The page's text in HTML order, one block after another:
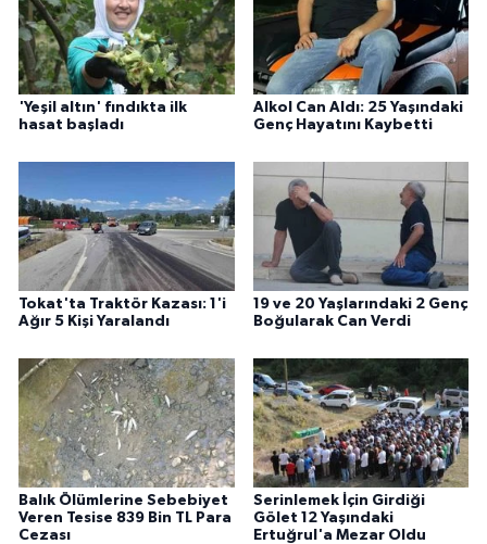
'Yeşil altın' fındıkta ilk
hasat başladı
Alkol Can Aldı: 25 Yaşındaki
Genç Hayatını Kaybetti
Tokat'ta Traktör Kazası: 1'i
Ağır 5 Kişi Yaralandı
19 ve 20 Yaşlarındaki 2 Genç
Boğularak Can Verdi
Balık Ölümlerine Sebebiyet
Veren Tesise 839 Bin TL Para
Cezası
Serinlemek İçin Girdiği
Gölet 12 Yaşındaki
Ertuğrul'a Mezar Oldu